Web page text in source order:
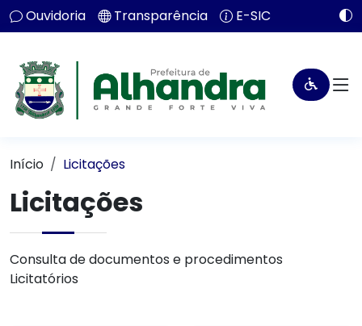
Ouvidoria Transparência E-SIC
Início Licitações
Licitações
Consulta de documentos e procedimentos
Licitatórios